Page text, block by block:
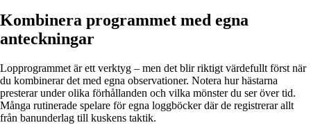
Kombinera programmet med egna
anteckningar
Lopprogrammet är ett verktyg – men det blir riktigt värdefullt först när
du kombinerar det med egna observationer. Notera hur hästarna
presterar under olika förhållanden och vilka mönster du ser över tid.
Många rutinerade spelare för egna loggböcker där de registrerar allt
från banunderlag till kuskens taktik.